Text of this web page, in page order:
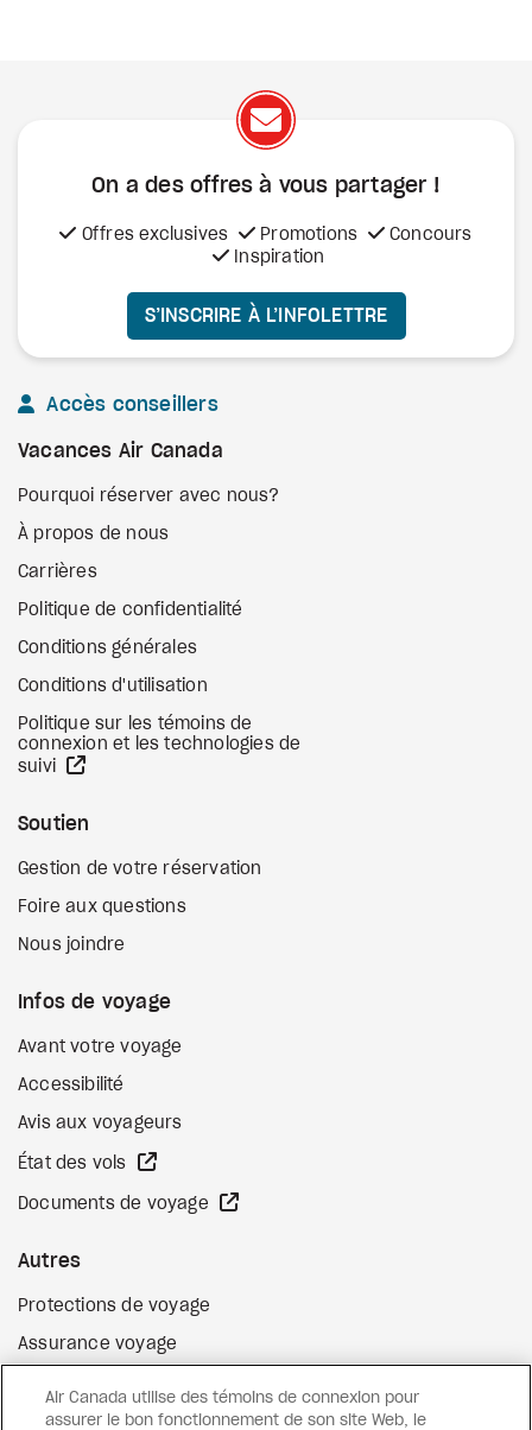
On a des offres à vous partager !
Offres exclusives Promotions
Concours
Inspiration
S’INSCRIRE À L’INFOLETTRE
Accès conseillers
Vacances Air Canada
Pourquoi réserver avec nous?
À propos de nous
Carrières
Politique de confidentialité
Conditions générales
Conditions d'utilisation
Politique sur les témoins de
connexion et les technologies de
suivi
Soutien
Gestion de votre réservation
Foire aux questions
Nous joindre
Infos de voyage
Avant votre voyage
Accessibilité
Avis aux voyageurs
État des vols
Documents de voyage
Autres
Protections de voyage
Assurance voyage
Surclassement de vol
Air Canada utilise des témoins de connexion pour
assurer le bon fonctionnement de son site Web, le